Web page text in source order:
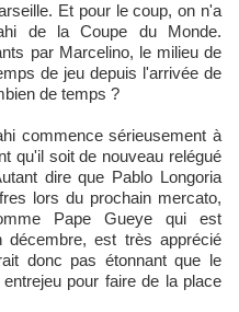
Et pour le coup, on n'a
de la Coupe du Monde.
par Marcelino, le milieu de
de jeu depuis l'arrivée de
de temps ?
commence sérieusement à
qu'il soit de nouveau relégué
dire que Pablo Longoria
lors du prochain mercato,
Pape Gueye qui est
décembre, est très apprécié
donc pas étonnant que le
pour faire de la place